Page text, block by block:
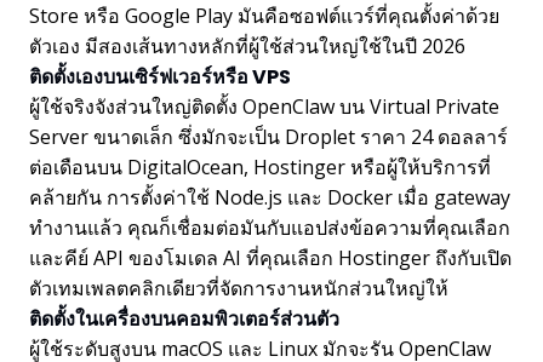
Store หรือ Google Play มันคือซอฟต์แวร์ที่คุณตั้งค่าด้วย
ตัวเอง มีสองเส้นทางหลักที่ผู้ใช้ส่วนใหญ่ใช้ในปี 2026
ติดตั้งเองบนเซิร์ฟเวอร์หรือ VPS
ผู้ใช้จริงจังส่วนใหญ่ติดตั้ง OpenClaw บน Virtual Private
Server ขนาดเล็ก ซึ่งมักจะเป็น Droplet ราคา 24 ดอลลาร์
ต่อเดือนบน DigitalOcean, Hostinger หรือผู้ให้บริการที่
คล้ายกัน การตั้งค่าใช้ Node.js และ Docker เมื่อ gateway
ทำงานแล้ว คุณก็เชื่อมต่อมันกับแอปส่งข้อความที่คุณเลือก
และคีย์ API ของโมเดล AI ที่คุณเลือก Hostinger ถึงกับเปิด
ตัวเทมเพลตคลิกเดียวที่จัดการงานหนักส่วนใหญ่ให้
ติดตั้งในเครื่องบนคอมพิวเตอร์ส่วนตัว
ผู้ใช้ระดับสูงบน macOS และ Linux มักจะรัน OpenClaw